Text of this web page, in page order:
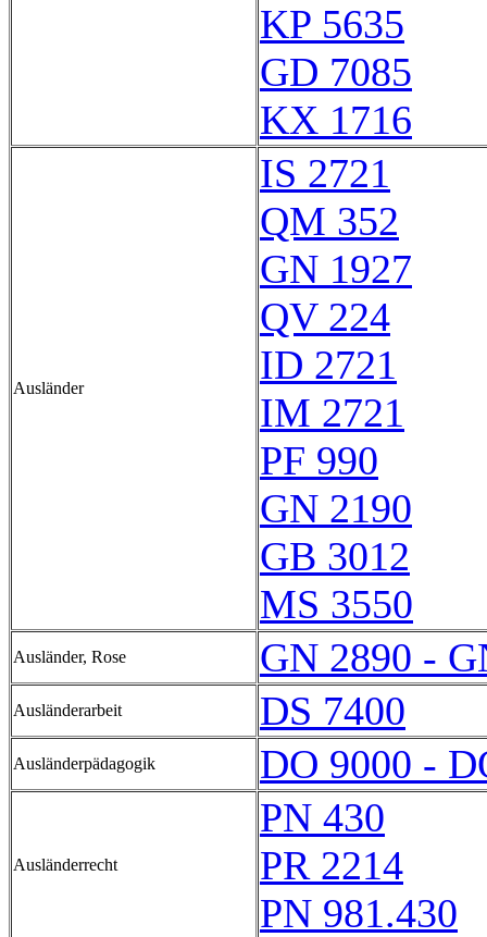
KP 5635
GD 7085
KX 1716
Ausländer
IS 2721
QM 352
GN 1927
QV 224
ID 2721
IM 2721
PF 990
GN 2190
GB 3012
MS 3550
Ausländer, Rose GN 2890 -
Ausländerarbeit DS 7400
Ausländerpädagogik DO 9000 -
Ausländerrecht
PN 430
PR 2214
PN 981.430